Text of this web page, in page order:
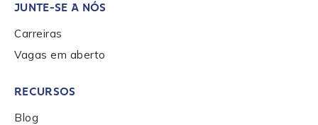
to send you information on Chainalysis products,
JUNTE-SE A NÓS
Carreiras
Vagas em aberto
RECURSOS
Blog